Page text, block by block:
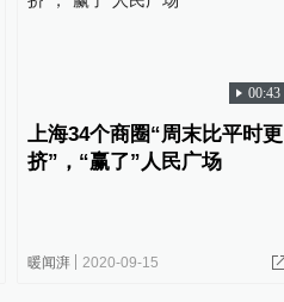
00:43
上海34个商圈“周末比平时更
挤”，“赢了”人民广场
暖闻湃 2020-09-15